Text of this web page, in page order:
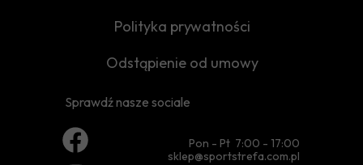
Pon - Pt 7:00 - 17:00
sklep@sportstrefa.com.pl
Sprawdź nasze sociale
Odstąpienie od umowy
Polityka prywatności